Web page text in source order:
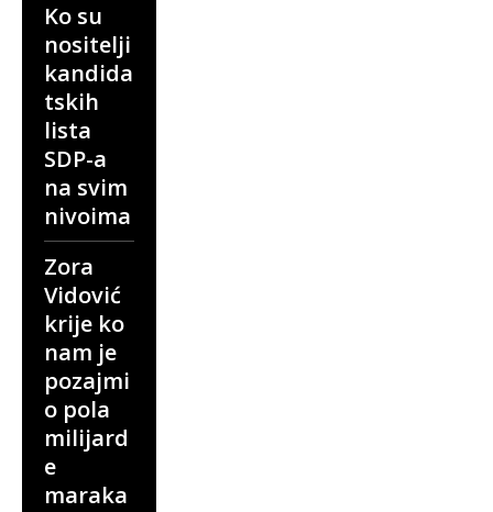
Ko su
nositelji
kandida
tskih
lista
SDP-a
na svim
nivoima
Zora
Vidović
krije ko
nam je
pozajmi
o pola
milijard
e
maraka